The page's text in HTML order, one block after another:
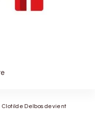
Clotilde Delbos devient